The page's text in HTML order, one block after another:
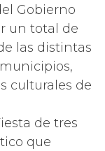
Gobierno
un total de
las distintas
culturales de
de tres
que